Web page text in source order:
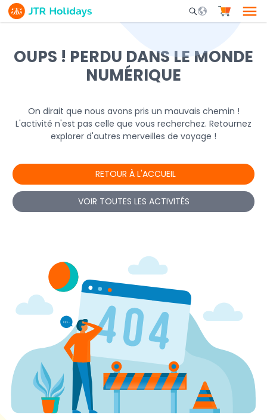
Mobile Search
OUPS ! PERDU DANS LE MONDE
NUMÉRIQUE
On dirait que nous avons pris un mauvais chemin !
L'activité n'est pas celle que vous recherchez. Retournez
explorer d'autres merveilles de voyage !
RETOUR À L'ACCUEIL
VOIR TOUTES LES ACTIVITÉS